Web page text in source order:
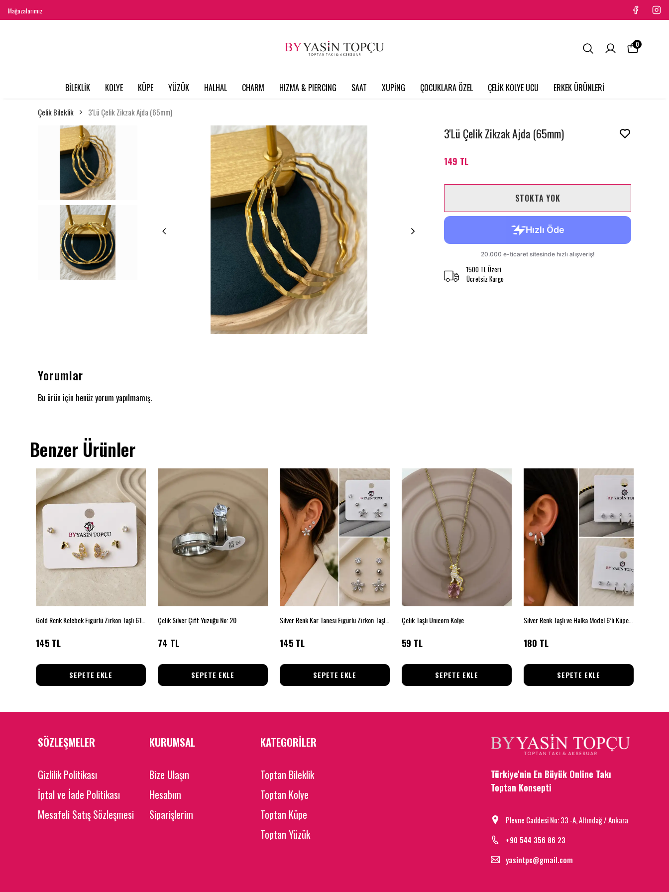
Mağazalarımız
BİLEKLİK KOLYE KÜPE YÜZÜK HALHAL CHARM HIZMA & PIERCING SAAT XUPİNG ÇOCUKLARA ÖZEL ÇELİK KOLYE UCU ERKEK ÜRÜNLERİ
0
Çelik Bileklik 3'Lü Çelik Zikzak Ajda (65mm)
3'Lü Çelik Zikzak Ajda (65mm)
149 TL
STOKTA YOK
1500 TL Üzeri
Ücretsiz Kargo
Yorumlar
Bu ürün için henüz yorum yapılmamış.
Benzer Ürünler
145 TL
SEPETE EKLE
Çelik Silver Çift Yüzüğü No: 20
74 TL
SEPETE EKLE
145 TL
SEPETE EKLE
Çelik Taşlı Unicorn Kolye
59 TL
SEPETE EKLE
180 TL
SEPETE EKLE
SÖZLEŞMELER
Gizlilik Politikası
İptal ve İade Politikası
Mesafeli Satış Sözleşmesi
KURUMSAL
Bize Ulaşın
Hesabım
Siparişlerim
KATEGORİLER
Toptan Bileklik
Toptan Kolye
Toptan Küpe
Toptan Yüzük
Türkiye'nin En Büyük Online Takı
Toptan Konsepti
Plevne Caddesi No: 33 -A, Altındağ / Ankara
+90 544 356 86 23
yasintpc@gmail.com